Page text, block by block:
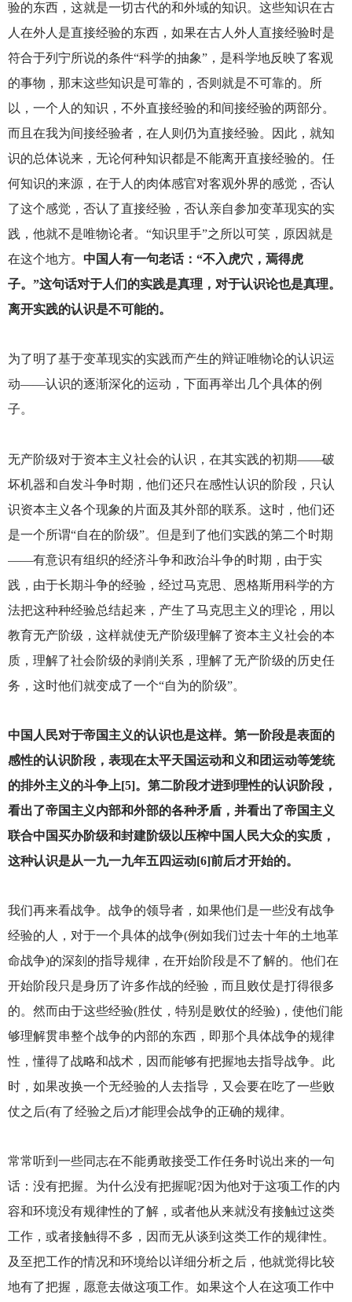
验的东西，这就是一切古代的和外域的知识。这些知识在古
人在外人是直接经验的东西，如果在古人外人直接经验时是
符合于列宁所说的条件“科学的抽象”，是科学地反映了客观
的事物，那末这些知识是可靠的，否则就是不可靠的。所
以，一个人的知识，不外直接经验的和间接经验的两部分。
而且在我为间接经验者，在人则仍为直接经验。因此，就知
识的总体说来，无论何种知识都是不能离开直接经验的。任
何知识的来源，在于人的肉体感官对客观外界的感觉，否认
了这个感觉，否认了直接经验，否认亲自参加变革现实的实
践，他就不是唯物论者。“知识里手”之所以可笑，原因就是
在这个地方。 中国人有一句老话：“不入虎穴，焉得虎
子。”这句话对于人们的实践是真理，对于认识论也是真理。
离开实践的认识是不可能的。
为了明了基于变革现实的实践而产生的辩证唯物论的认识运
动——认识的逐渐深化的运动，下面再举出几个具体的例
子。
无产阶级对于资本主义社会的认识，在其实践的初期——破
坏机器和自发斗争时期，他们还只在感性认识的阶段，只认
识资本主义各个现象的片面及其外部的联系。这时，他们还
是一个所谓“自在的阶级”。但是到了他们实践的第二个时期
——有意识有组织的经济斗争和政治斗争的时期，由于实
践，由于长期斗争的经验，经过马克思、恩格斯用科学的方
法把这种种经验总结起来，产生了马克思主义的理论，用以
教育无产阶级，这样就使无产阶级理解了资本主义社会的本
质，理解了社会阶级的剥削关系，理解了无产阶级的历史任
务，这时他们就变成了一个“自为的阶级”。
中国人民对于帝国主义的认识也是这样。第一阶段是表面的
感性的认识阶段，表现在太平天国运动和义和团运动等笼统
的排外主义的斗争上[5]。第二阶段才进到理性的认识阶段，
看出了帝国主义内部和外部的各种矛盾，并看出了帝国主义
联合中国买办阶级和封建阶级以压榨中国人民大众的实质，
这种认识是从一九一九年五四运动[6]前后才开始的。
我们再来看战争。战争的领导者，如果他们是一些没有战争
经验的人，对于一个具体的战争(例如我们过去十年的土地革
命战争)的深刻的指导规律，在开始阶段是不了解的。他们在
开始阶段只是身历了许多作战的经验，而且败仗是打得很多
的。然而由于这些经验(胜仗，特别是败仗的经验)，使他们能
够理解贯串整个战争的内部的东西，即那个具体战争的规律
性，懂得了战略和战术，因而能够有把握地去指导战争。此
时，如果改换一个无经验的人去指导，又会要在吃了一些败
仗之后(有了经验之后)才能理会战争的正确的规律。
常常听到一些同志在不能勇敢接受工作任务时说出来的一句
话：没有把握。为什么没有把握呢?因为他对于这项工作的内
容和环境没有规律性的了解，或者他从来就没有接触过这类
工作，或者接触得不多，因而无从谈到这类工作的规律性。
及至把工作的情况和环境给以详细分析之后，他就觉得比较
地有了把握，愿意去做这项工作。如果这个人在这项工作中